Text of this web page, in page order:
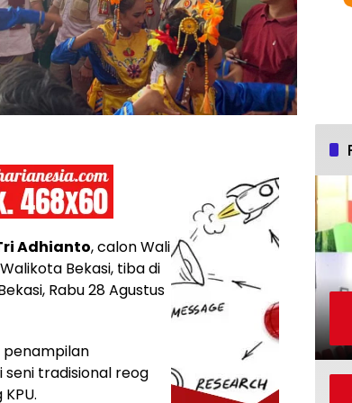
Adhianto, calon Wali
Bekasi, tiba di
Rabu 28 Agustus
penampilan
tradisional reog